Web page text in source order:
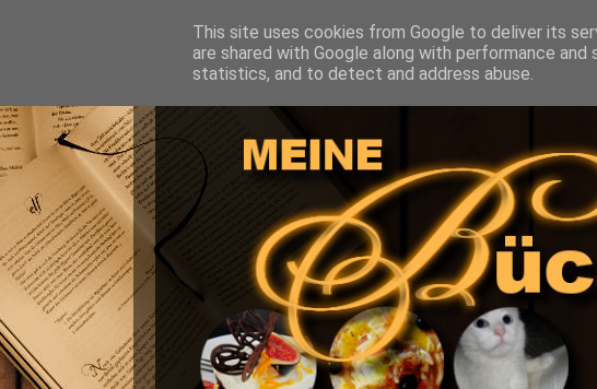
This site uses cookies from Google to deliver its
are shared with Google along with performance
statistics, and to detect and address abuse.